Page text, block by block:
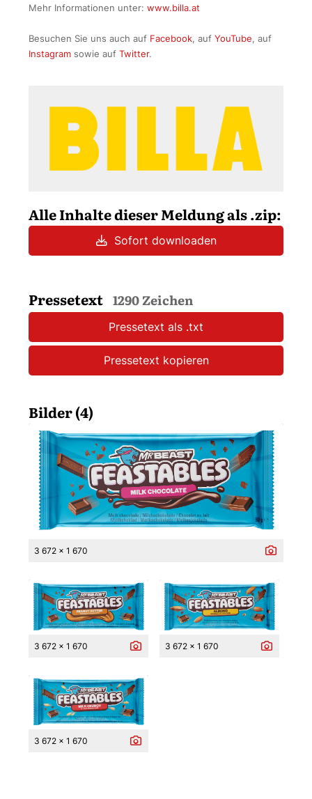
Mehr Informationen unter: www.billa.at
Besuchen Sie uns auch auf Facebook, auf YouTube, auf
Instagram sowie auf Twitter.
Alle Inhalte dieser Meldung als .zip:
Sofort downloaden
Pressetext 1290 Zeichen
Pressetext als .txt
Pressetext kopieren
Bilder (4)
3 672 x 1 670
3 672 x 1 670 3 672 x 1 670
3 672 x 1 670